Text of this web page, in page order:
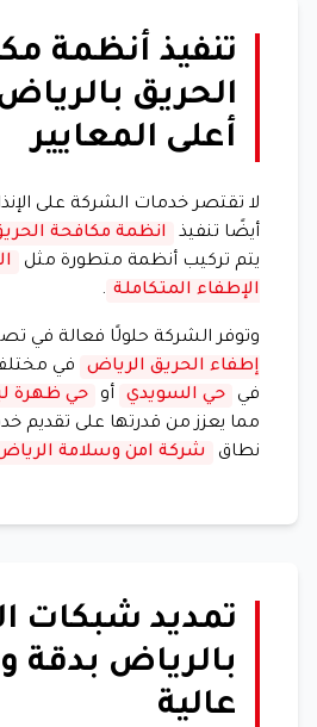
تنفيذ أنظمة
الحريق
أعلى المعايير
لا تقتصر خدمات الشركة على
أيضًا تنفيذ
انظمة مكافحة
يتم تركيب أنظمة متطورة مثل
الإطفاء المتكاملة .
وتوفر الشركة حلولًا فعالة في
إطفاء الحريق الرياض
في
في
حي السويدي أو حي ظهرة
مما يعزز من قدرتها على
نطاق
شركة امن وسلامة
تمديد شبكات
بالرياض بدقة
عالية